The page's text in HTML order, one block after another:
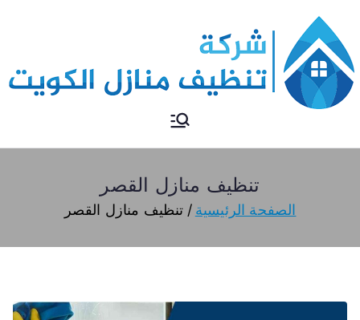
تنظيف منازل
تنظيف منازل الكويت
تنظيف منازل القصر
الصفحة الرئيسية تنظيف منازل القصر